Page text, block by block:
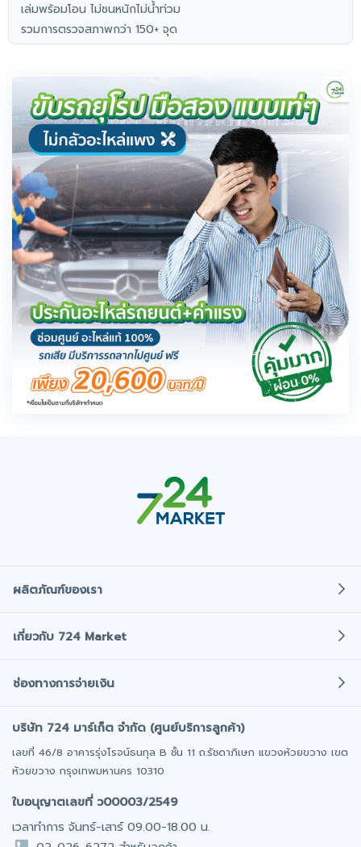
เล่มพร้อมโอน ไม่ชนหนักไม่น้ำท่วม
รวมการตรวจสภาพกว่า 150+ จุด
ผลิตภัณฑ์ของเรา
พ.ร.บ. รถยนต์
ประกันสุขภาพ/อุบัติเหตุ
ออฟฟิศให้เช่า
รถยนต์มือสอง
เกี่ยวกับ 724 Market
โปรโมชั่น
ติดต่อเรา
ร่วมงานกับเรา
นักลงทุนสัมพันธ์​
ช่องทางการจ่ายเงิน
โอนเงินเข้าบริษัทประกันโดยตรง
มั่นใจได้ทุกการชำระเงิน
ชำระเงินผ่านบัตรเครดิต / เดบิต
มีผ่อน 0% นาน 10 เดือน
บริษัท 724 มาร์เก็ต จำกัด (ศูนย์บริการลูกค้า)
เลขที่ 46/8 อาคารรุ่งโรจน์ธนกุล B ชั้น 11 ถ.รัชดาภิเษก แขวงห้วยขวาง เขต
ห้วยขวาง กรุงเทพมหานคร 10310
ใบอนุญาตเลขที่ ว00003/2549
เวลาทำการ จันทร์-เสาร์ 09.00-18.00 น.